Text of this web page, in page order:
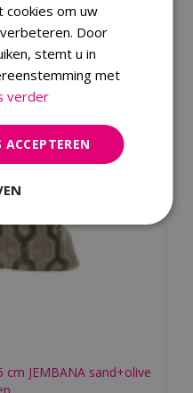
JEMBANA sand+olive
cookies om uw
Door
stemt u in
met
verder
ACCEPTEREN